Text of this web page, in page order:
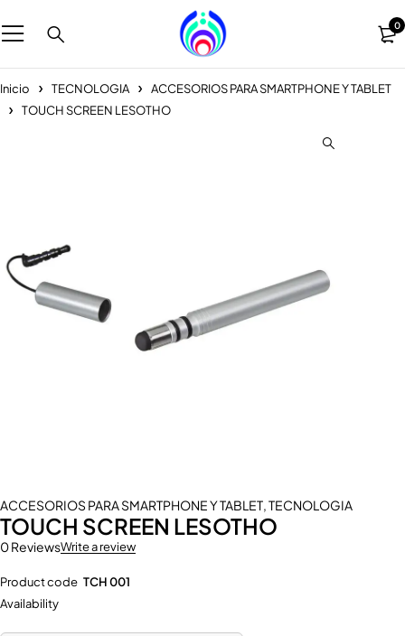
0
Inicio TECNOLOGIA
ACCESORIOS PARA SMARTPHONE Y TABLET
TOUCH SCREEN LESOTHO
ACCESORIOS PARA SMARTPHONE Y TABLET,TECNOLOGIA
TOUCH SCREEN LESOTHO
0 ReviewsWrite a review
Product code TCH 001
Availability